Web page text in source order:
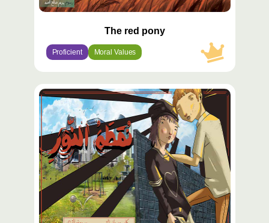
The red pony
Proficient Moral Values
محتوى
مميّز